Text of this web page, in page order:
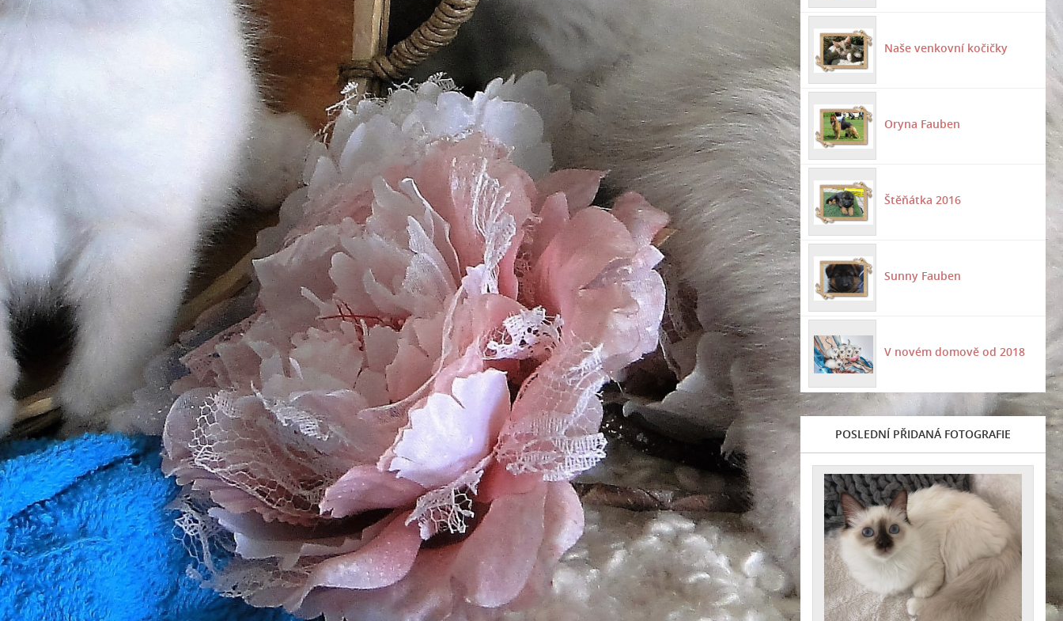
Naše venkovní kočičky
Oryna Fauben
Štěňátka 2016
Sunny Fauben
V novém domově od 2018
POSLEDNÍ PŘIDANÁ FOTOGRAFIE